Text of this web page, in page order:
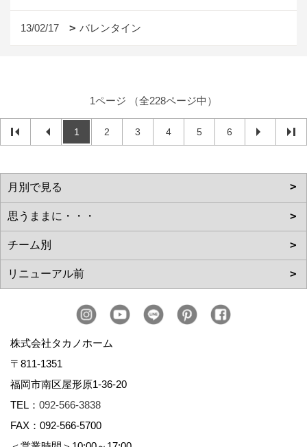
13/02/17 バレンタイン
1ページ （全228ページ中）
1 2 3 4 5 6
株式会社タカノホーム
〒811-1351
福岡市南区屋形原1-36-20
TEL： 092-566-3838
FAX：092-566-5700